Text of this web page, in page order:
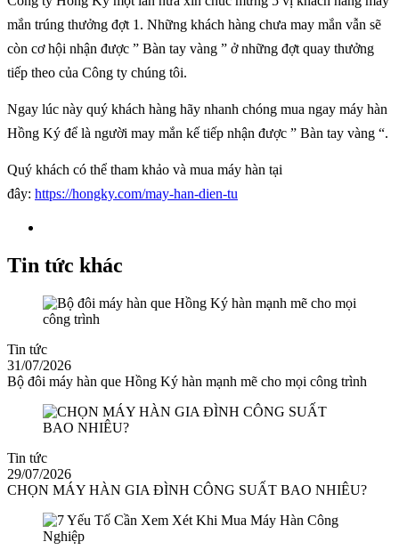
mắn trúng thưởng đợt 1. Những khách hàng chưa may mắn vẫn sẽ
còn cơ hội nhận được ” Bàn tay vàng ” ở những đợt quay thưởng
tiếp theo của Công ty chúng tôi.
Ngay lúc này quý khách hàng hãy nhanh chóng mua ngay máy hàn
Hồng Ký để là người may mắn kế tiếp nhận được ” Bàn tay vàng “.
Quý khách có thể tham khảo và mua máy hàn tại
đây: https://hongky.com/may-han-dien-tu
Tin tức khác
Tin tức
31/07/2026
Bộ đôi máy hàn que Hồng Ký hàn mạnh mẽ cho mọi công trình
Tin tức
29/07/2026
CHỌN MÁY HÀN GIA ĐÌNH CÔNG SUẤT BAO NHIÊU?